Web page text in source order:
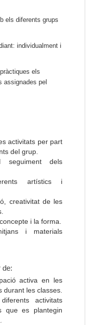
els diferents grups
individualment i
els
assignades pel
activitats per part
del grup.
seguiment dels
artístics i
creativitat de les
i la forma.
i materials
de:
activa en les
durant les classes.
activitats
que es plantegin